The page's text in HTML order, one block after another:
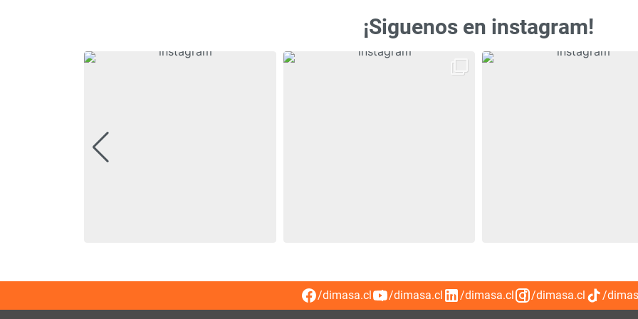
¡Siguenos en instagram!
/dimasa.cl /dimasa.cl /dimasa.cl /dimasa.cl /